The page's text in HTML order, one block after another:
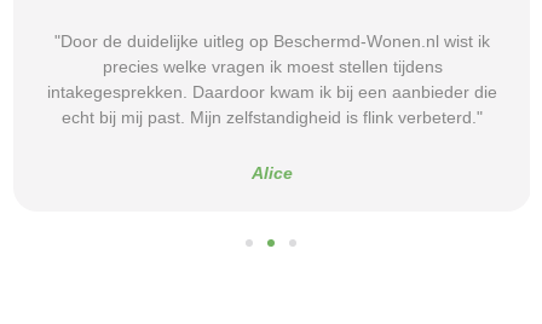
"Door de duidelijke uitleg op Beschermd-Wonen.nl wist ik
precies welke vragen ik moest stellen tijdens
intakegesprekken. Daardoor kwam ik bij een aanbieder die
echt bij mij past. Mijn zelfstandigheid is flink verbeterd."
Alice